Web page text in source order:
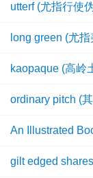
utterf (尤指行使
long green (尤
kaopaque (高岭
ordinary pitch (
An Illustrated
gilt edged